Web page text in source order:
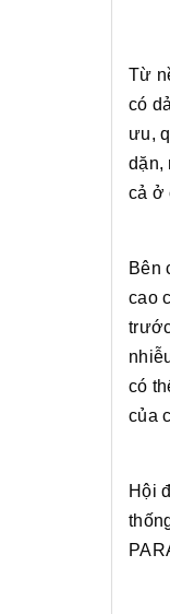
Từ
có
ưu,
dặn,
cả ở
Bên
cao
có
của
Hội